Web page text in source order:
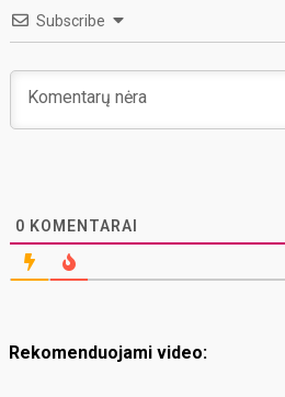
Subscribe
0 KOMENTARAI
Rekomenduojami video: